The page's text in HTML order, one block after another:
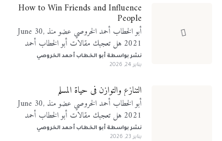
How to Win Friends and Influence
People
أبو الخطاب أحمد الخروصي عضو منذ June 30,
2021 هل تعجبك مقالات أبو الخطاب أحمد
الخروصي؟ تابعني على منصات التواصل الإجتماعي
نشر بواسطةأبو الخطاب أحمد الخروصي
يناير 24, 2026
التنازع والتوازن في حياة المسلم
أبو الخطاب أحمد الخروصي عضو منذ June 30,
2021 هل تعجبك مقالات أبو الخطاب أحمد
الخروصي؟ تابعني على منصات التواصل الإجتماعي
نشر بواسطةأبو الخطاب أحمد الخروصي
يناير 23, 2026